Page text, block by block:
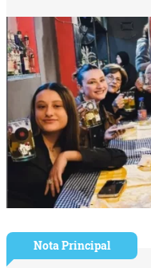
Nota Principal